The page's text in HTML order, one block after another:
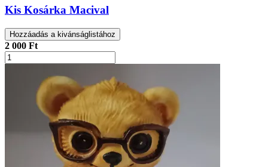
Kis Kosárka Macival
Hozzáadás a kivánságlistához
2 000 Ft